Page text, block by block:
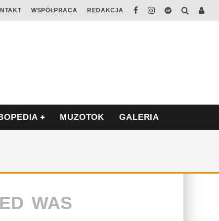
WSPÓŁPRACA REDAKCJA
MUZOTOK GALERIA
WAS